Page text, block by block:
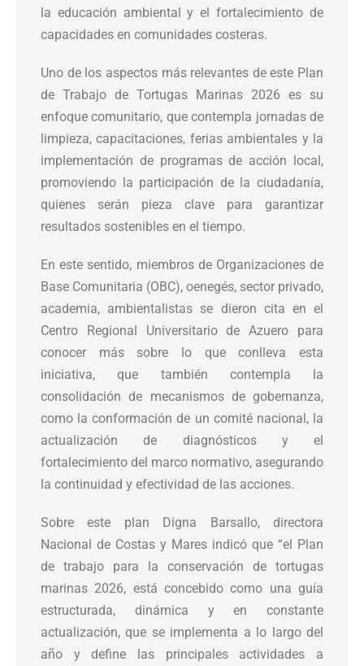
la educación ambiental y el fortalecimiento de
capacidades en comunidades costeras.
Uno de los aspectos más relevantes de este Plan
de Trabajo de Tortugas Marinas 2026 es su
enfoque comunitario, que contempla jornadas de
limpieza, capacitaciones, ferias ambientales y la
implementación de programas de acción local,
promoviendo la participación de la ciudadanía,
quienes serán pieza clave para garantizar
resultados sostenibles en el tiempo.
En este sentido, miembros de Organizaciones de
Base Comunitaria (OBC), oenegés, sector privado,
academia, ambientalistas se dieron cita en el
Centro Regional Universitario de Azuero para
conocer más sobre lo que conlleva esta
iniciativa, que también contempla la
consolidación de mecanismos de gobernanza,
como la conformación de un comité nacional, la
actualización de diagnósticos y el
fortalecimiento del marco normativo, asegurando
la continuidad y efectividad de las acciones.
Sobre este plan Digna Barsallo, directora
Nacional de Costas y Mares indicó que “el Plan
de trabajo para la conservación de tortugas
marinas 2026, está concebido como una guía
estructurada, dinámica y en constante
actualización, que se implementa a lo largo del
año y define las principales actividades a